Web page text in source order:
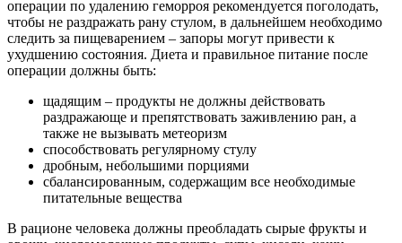
операции по удалению геморроя рекомендуется поголодать,
чтобы не раздражать рану стулом, в дальнейшем необходимо
следить за пищеварением – запоры могут привести к
ухудшению состояния. Диета и правильное питание после
операции должны быть:
щадящим – продукты не должны действовать
раздражающе и препятствовать заживлению ран, а
также не вызывать метеоризм
способствовать регулярному стулу
дробным, небольшими порциями
сбалансированным, содержащим все необходимые
питательные вещества
В рационе человека должны преобладать сырые фрукты и